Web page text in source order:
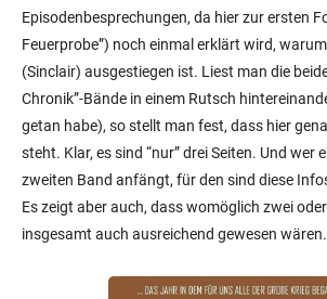
Episodenbesprechungen, da hier zur ersten
Feuerprobe”) noch einmal erklärt wird,
(Sinclair) ausgestiegen ist. Liest man die
Chronik”-Bände in einem Rutsch
getan habe), so stellt man fest, dass hier
steht. Klar, es sind “nur” drei Seiten. Und wer
zweiten Band anfängt, für den sind diese
Es zeigt aber auch, dass womöglich zwei
insgesamt auch ausreichend gewesen wären.